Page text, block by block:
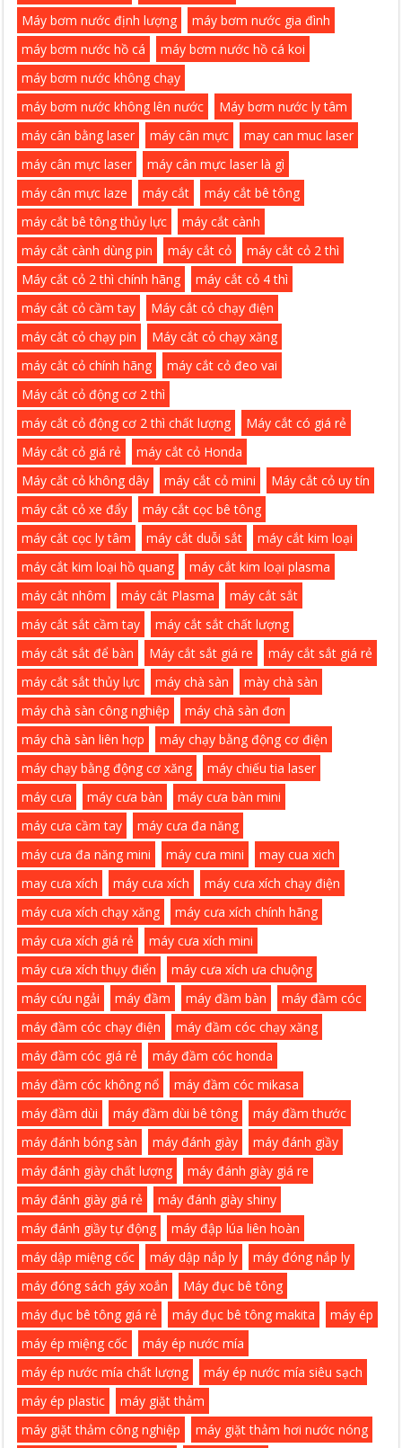
Máy bơm nước định lượng
máy bơm nước gia đình
máy bơm nước hồ cá
máy bơm nước hồ cá koi
máy bơm nước không chạy
máy bơm nước không lên nước
Máy bơm nước ly tâm
máy cân bằng laser
máy cân mực
may can muc laser
máy cân mực laser
máy cân mực laser là gì
máy cân mực laze
máy cắt
máy cắt bê tông
máy cắt bê tông thủy lực
máy cắt cành
máy cắt cành dùng pin
máy cắt cỏ
máy cắt cỏ 2 thì
Máy cắt cỏ 2 thì chính hãng
máy cắt cỏ 4 thì
máy cắt cỏ cầm tay
Máy cắt cỏ chạy điện
máy cắt cỏ chạy pin
Máy cắt cỏ chạy xăng
máy cắt cỏ chính hãng
máy cắt cỏ đeo vai
Máy cắt cỏ động cơ 2 thì
máy cắt cỏ động cơ 2 thì chất lượng
Máy cắt có giá rẻ
Máy cắt cỏ giá rẻ
máy cắt cỏ Honda
Máy cắt cỏ không dây
máy cắt cỏ mini
Máy cắt cỏ uy tín
máy cắt cỏ xe đẩy
máy cắt cọc bê tông
máy cắt cọc ly tâm
máy cắt duỗi sắt
máy cắt kim loại
máy cắt kim loại hồ quang
máy cắt kim loại plasma
máy cắt nhôm
máy cắt Plasma
máy cắt sắt
máy cắt sắt cầm tay
máy cắt sắt chất lượng
máy cắt sắt để bàn
Máy cắt sắt giá re
máy cắt sắt giá rẻ
máy cắt sắt thủy lực
máy chà sàn
mày chà sàn
máy chà sàn công nghiệp
máy chà sàn đơn
máy chà sàn liên hợp
máy chạy bằng động cơ điện
máy chạy bằng động cơ xăng
máy chiếu tia laser
máy cưa
máy cưa bàn
máy cưa bàn mini
máy cưa cầm tay
máy cưa đa năng
máy cưa đa năng mini
máy cưa mini
may cua xich
may cưa xích
máy cưa xích
máy cưa xích chạy điện
máy cưa xích chạy xăng
máy cưa xích chính hãng
máy cưa xích giá rẻ
máy cưa xích mini
máy cưa xích thụy điển
máy cưa xích ưa chuộng
máy cứu ngải
máy đầm máy đầm bàn
máy đầm cóc
máy đầm cóc chạy điện
máy đầm cóc chạy xăng
máy đầm cóc giá rẻ
máy đầm cóc honda
máy đầm cóc không nổ
máy đầm cóc mikasa
máy đầm dùi
máy đầm dùi bê tông
máy đầm thước
máy đánh bóng sàn
máy đánh giày
máy đánh giầy
máy đánh giày chất lượng
máy đánh giày giá re
máy đánh giày giá rẻ
máy đánh giày shiny
máy đánh giầy tự động
máy đập lúa liên hoàn
máy dập miệng cốc
máy dập nắp ly
máy đóng nắp ly
máy đóng sách gáy xoắn
Máy đục bê tông
máy đục bê tông giá rẻ
máy đục bê tông makita
máy ép
máy ép miệng cốc
máy ép nước mía
máy ép nước mía chất lượng
máy ép nước mía siêu sạch
máy ép plastic
máy giặt thảm
máy giặt thảm công nghiệp
máy giặt thảm hơi nước nóng